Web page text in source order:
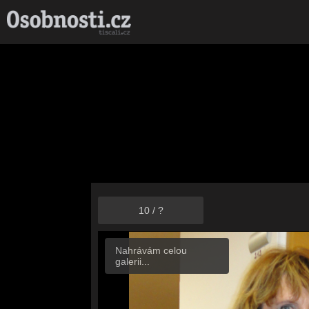
Nahrávám celou
galerii...
10/ ?